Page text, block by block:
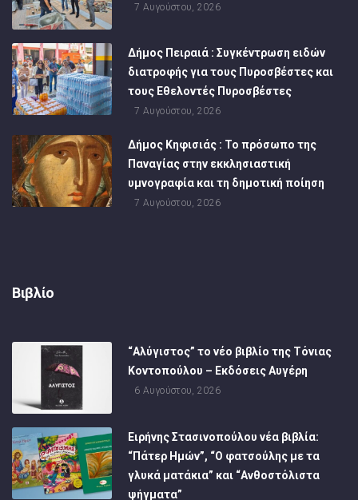
7 Αυγούστου, 2026
Δήμος Πειραιά : Συγκέντρωση ειδών
διατροφής για τους Πυροσβέστες και
τους Εθελοντές Πυροσβέστες
7 Αυγούστου, 2026
Δήμος Κηφισιάς : Το πρόσωπο της
Παναγίας στην εκκλησιαστική
υμνογραφία και τη δημοτική ποίηση
7 Αυγούστου, 2026
Βιβλίο
“Αλύγιστος” το νέο βιβλίο της Τόνιας
Κοντοπούλου – Εκδόσεις Αυγέρη
6 Αυγούστου, 2026
Ειρήνης Στασινοπούλου νέα βιβλία:
“Πάτερ Ημών”, “Ο φατσούλης με τα
γλυκά ματάκια” και “Ανθοστόλιστα
ψήγματα”